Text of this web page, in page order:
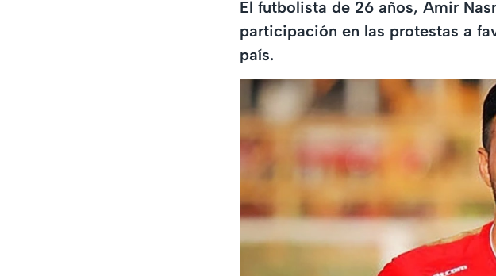
El futbolista de 26 años, Amir
participación en las protestas a
país.